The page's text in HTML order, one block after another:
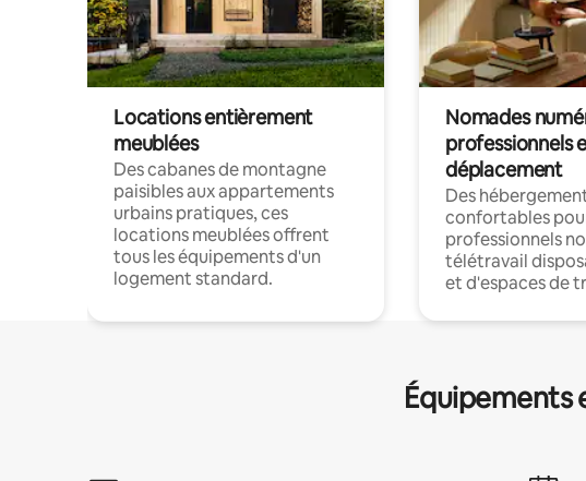
Locations entièrement
meublées
Des cabanes de montagne
paisibles aux appartements
urbains pratiques, ces
locations meublées offrent
tous les équipements d'un
logement standard.
Nomades
professionnels
déplacement
Des
confortables
professionnels
télétravail
et d'espaces de
Équipements